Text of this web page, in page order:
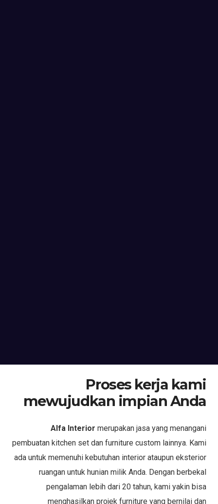
Proses kerja kami
mewujudkan impian Anda
Alfa Interior merupakan jasa yang menangani
pembuatan kitchen set dan furniture custom lainnya. Kami
ada untuk memenuhi kebutuhan interior ataupun eksterior
ruangan untuk hunian milik Anda. Dengan berbekal
pengalaman lebih dari 20 tahun, kami yakin bisa
menghasilkan projek furniture yang bernilai dan